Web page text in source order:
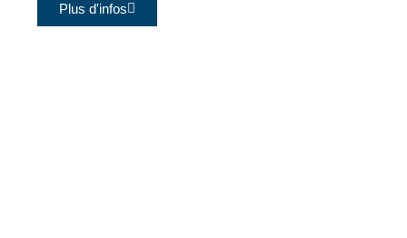
Plus d'infos